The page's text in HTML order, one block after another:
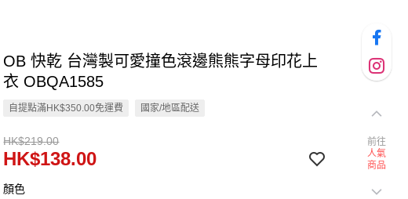
OB 快乾 台灣製可愛撞色滾邊熊熊字母印花上
衣 OBQA1585
自提點滿HK$350.00免運費 國家/地區配送
HK$219.00
HK$138.00
顏色
前往
人氣
商品